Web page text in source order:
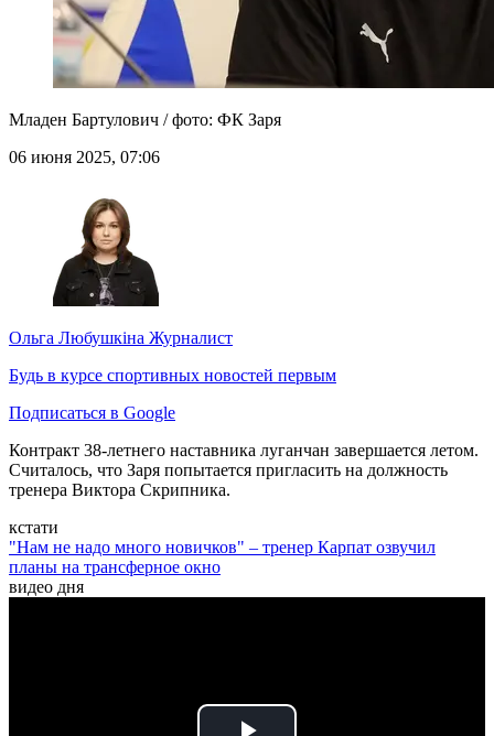
Младен Бартулович / фото: ФК Заря
06 июня 2025, 07:06
Ольга Любушкіна Журналист
Будь в курсе спортивных новостей первым
Подписаться в Google
Контракт 38-летнего наставника луганчан завершается летом.
Считалось, что Заря попытается пригласить на должность
тренера Виктора Скрипника.
кстати
"Нам не надо много новичков" – тренер Карпат озвучил
планы на трансферное окно
видео дня